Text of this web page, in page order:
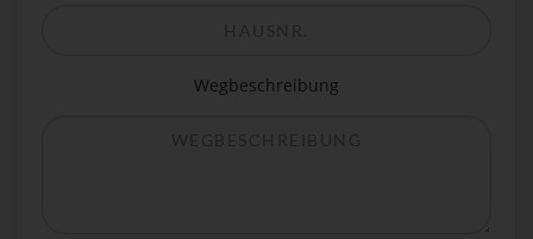
Wegbeschreibung